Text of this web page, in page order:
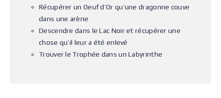
Récupérer un Oeuf d’Or qu’une dragonne couve
dans une arène
Descendre dans le Lac Noir et récupérer une
chose qu’il leur a été enlevé
Trouver le Trophée dans un Labyrinthe